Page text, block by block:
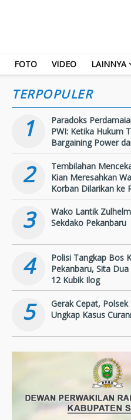
FOTO VIDEO LAINNYA
TERPOPULER
1
Paradoks
PWI: Ketika Hukum
Bargaining Power
2
Tembilahan
Kian Meresahkan
Korban Dilarikan ke
3
Wako Lantik
Sekdako Pekanbaru
4
Polisi Tangkap Bos
Pekanbaru, Sita
12 Kubik Ilog
5
Gerak Cepat, Polsek
Ungkap Kasus